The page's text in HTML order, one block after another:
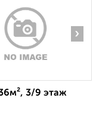
›
3/9 этаж